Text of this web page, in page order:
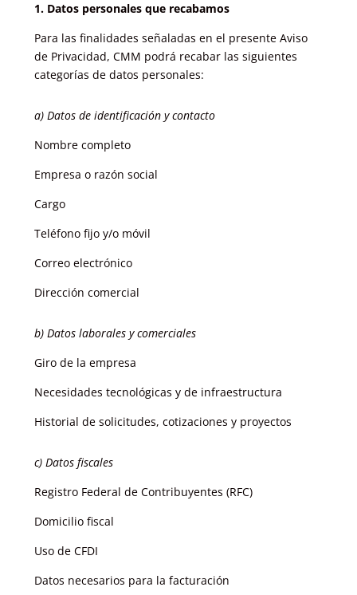
1. Datos personales que recabamos
Para las finalidades señaladas en el presente Aviso
de Privacidad, CMM podrá recabar las siguientes
categorías de datos personales:
a) Datos de identificación y contacto
Nombre completo
Empresa o razón social
Cargo
Teléfono fijo y/o móvil
Correo electrónico
Dirección comercial
b) Datos laborales y comerciales
Giro de la empresa
Necesidades tecnológicas y de infraestructura
Historial de solicitudes, cotizaciones y proyectos
c) Datos fiscales
Registro Federal de Contribuyentes (RFC)
Domicilio fiscal
Uso de CFDI
Datos necesarios para la facturación